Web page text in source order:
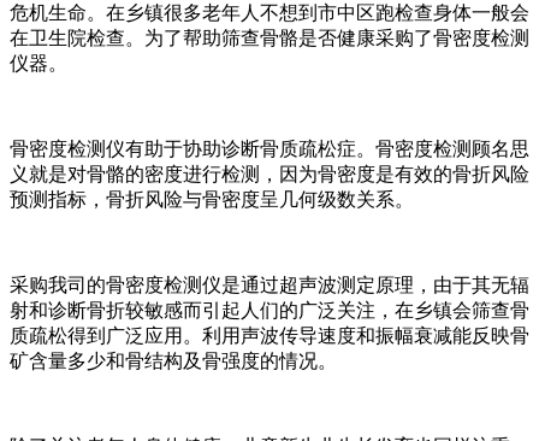
危机生命。在乡镇很多老年人不想到市中区跑检查身体一般会
在卫生院检查。为了帮助筛查骨骼是否健康采购了骨密度检测
仪器。
骨密度检测仪有助于协助诊断骨质疏松症。骨密度检测顾名思
义就是对骨骼的密度进行检测，因为骨密度是有效的骨折风险
预测指标，骨折风险与骨密度呈几何级数关系。
采购我司的骨密度检测仪是通过超声波测定原理，由于其无辐
射和诊断骨折较敏感而引起人们的广泛关注，在乡镇会筛查骨
质疏松得到广泛应用。利用声波传导速度和振幅衰减能反映骨
矿含量多少和骨结构及骨强度的情况。